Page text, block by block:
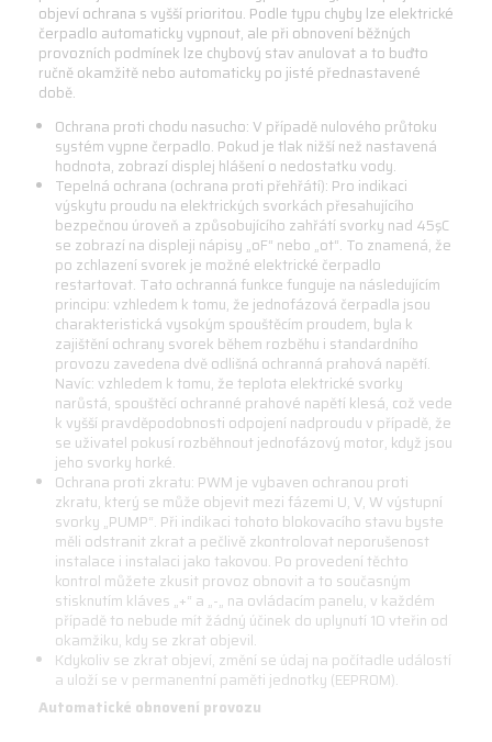
objeví ochrana s vyšší prioritou. Podle typu chyby lze elektrické
čerpadlo automaticky vypnout, ale při obnovení běžných
provozních podmínek lze chybový stav anulovat a to buďto
ručně okamžitě nebo automaticky po jisté přednastavené
době.
Ochrana proti chodu nasucho: V případě nulového průtoku
systém vypne čerpadlo. Pokud je tlak nižší než nastavená
hodnota, zobrazí displej hlášení o nedostatku vody.
Tepelná ochrana (ochrana proti přehřátí): Pro indikaci
výskytu proudu na elektrických svorkách přesahujícího
bezpečnou úroveň a způsobujícího zahřátí svorky nad 45şC
se zobrazí na displeji nápisy „oF“ nebo „ot“. To znamená, že
po zchlazení svorek je možné elektrické čerpadlo
restartovat. Tato ochranná funkce funguje na následujícím
principu: vzhledem k tomu, že jednofázová čerpadla jsou
charakteristická vysokým spouštěcím proudem, byla k
zajištění ochrany svorek během rozběhu i standardního
provozu zavedena dvě odlišná ochranná prahová napětí.
Navíc: vzhledem k tomu, že teplota elektrické svorky
narůstá, spouštěcí ochranné prahové napětí klesá, což vede
k vyšší pravděpodobnosti odpojení nadproudu v případě, že
se uživatel pokusí rozběhnout jednofázový motor, když jsou
jeho svorky horké.
Ochrana proti zkratu: PWM je vybaven ochranou proti
zkratu, který se může objevit mezi fázemi U, V, W výstupní
svorky „PUMP“. Při indikaci tohoto blokovacího stavu byste
měli odstranit zkrat a pečlivě zkontrolovat neporušenost
instalace i instalaci jako takovou. Po provedení těchto
kontrol můžete zkusit provoz obnovit a to současným
stisknutím kláves „+“ a „-„ na ovládacím panelu, v každém
případě to nebude mít žádný účinek do uplynutí 10 vteřin od
okamžiku, kdy se zkrat objevil.
Kdykoliv se zkrat objeví, změní se údaj na počítadle událostí
a uloží se v permanentní paměti jednotky (EEPROM).
Automatické obnovení provozu